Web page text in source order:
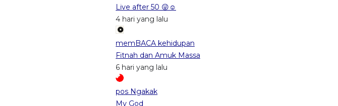
Live after 50 😜☺️
4 hari yang lalu
memBACA kehidupan
Fitnah dan Amuk Massa
6 hari yang lalu
pos Ngakak
My God